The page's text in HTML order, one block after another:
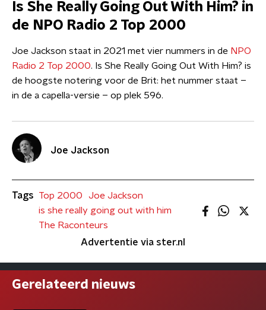
Is She Really Going Out With Him? in
de NPO Radio 2 Top 2000
Joe Jackson staat in 2021 met vier nummers in de NPO
Radio 2 Top 2000. Is She Really Going Out With Him? is
de hoogste notering voor de Brit: het nummer staat –
in de a capella-versie – op plek 596.
Joe Jackson
Tags Top 2000
Joe Jackson
is she really going out with him
The Raconteurs
Advertentie via ster.nl
Gerelateerd nieuws